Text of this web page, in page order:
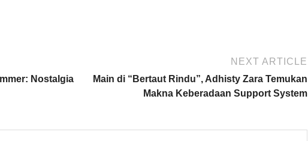
Nostalgia
NEXT ARTICLE
Main di “Bertaut Rindu”, Adhisty Zara Temukan
Makna Keberadaan Support System